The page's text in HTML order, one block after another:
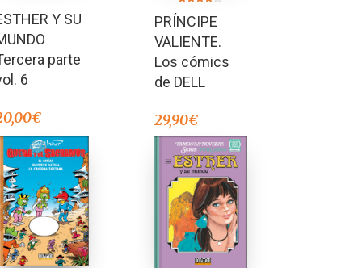
5.00
de 5
Y SU
parte
6
€
en
4.00
de 5
PRÍNCIPE
VALIENTE.
Los cómics
de DELL
29,90€